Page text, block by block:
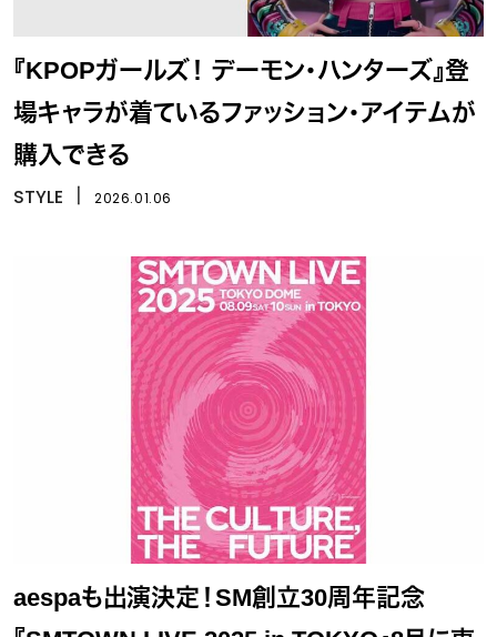
『KPOPガールズ！ デーモン・ハンターズ』登
場キャラが着ているファッション・アイテムが
購入できる
STYLE 2026.01.06
aespaも出演決定！SM創立30周年記念